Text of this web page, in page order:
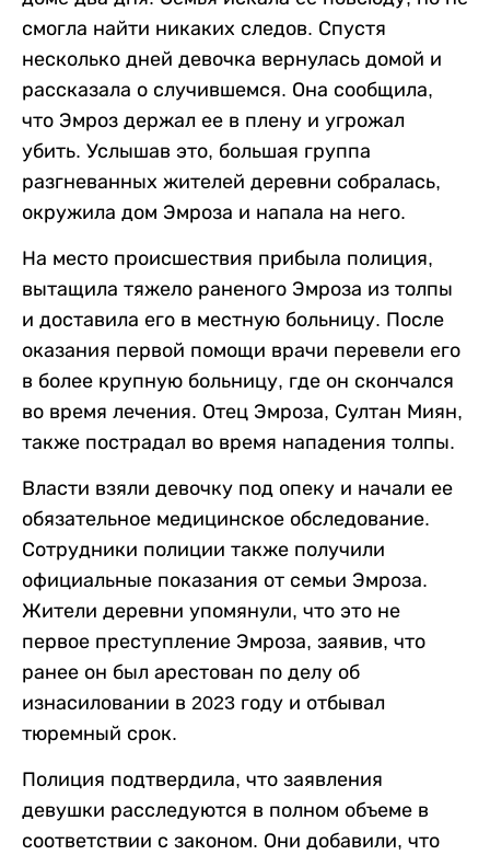
смогла найти никаких следов. Спустя
несколько дней девочка вернулась домой и
рассказала о случившемся. Она сообщила,
что Эмроз держал ее в плену и угрожал
убить. Услышав это, большая группа
разгневанных жителей деревни собралась,
окружила дом Эмроза и напала на него.
На место происшествия прибыла полиция,
вытащила тяжело раненого Эмроза из толпы
и доставила его в местную больницу. После
оказания первой помощи врачи перевели его
в более крупную больницу, где он скончался
во время лечения. Отец Эмроза, Султан Миян,
также пострадал во время нападения толпы.
Власти взяли девочку под опеку и начали ее
обязательное медицинское обследование.
Сотрудники полиции также получили
официальные показания от семьи Эмроза.
Жители деревни упомянули, что это не
первое преступление Эмроза, заявив, что
ранее он был арестован по делу об
изнасиловании в 2023 году и отбывал
тюремный срок.
Полиция подтвердила, что заявления
девушки расследуются в полном объеме в
соответствии с законом. Они добавили, что